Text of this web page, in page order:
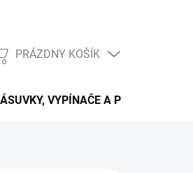
NÁKUPNÝ
PRÁZDNY KOŠÍK
VYPÍNAČE A PRIPOJENIE